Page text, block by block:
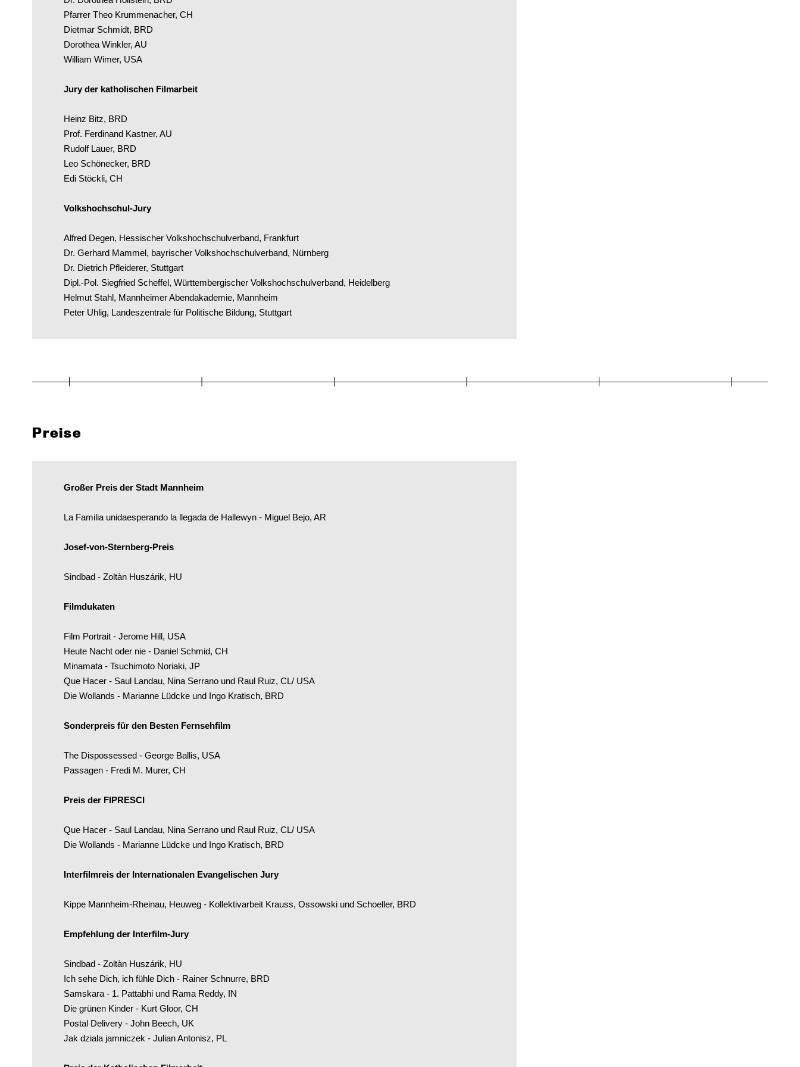
Pfarrer Theo Krummenacher, CH
Dietmar Schmidt, BRD
Dorothea Winkler, AU
William Wimer, USA
Jury der katholischen Filmarbeit
Heinz Bitz, BRD
Prof. Ferdinand Kastner, AU
Rudolf Lauer, BRD
Leo Schönecker, BRD
Edi Stöckli, CH
Volkshochschul-Jury
Alfred Degen, Hessischer Volkshochschulverband, Frankfurt
Dr. Gerhard Mammel, bayrischer Volkshochschulverband, Nürnberg
Dr. Dietrich Pfleiderer, Stuttgart
Dipl.-Pol. Siegfried Scheffel, Württembergischer Volkshochschulverband, Heidelberg
Helmut Stahl, Mannheimer Abendakademie, Mannheim
Peter Uhlig, Landeszentrale für Politische Bildung, Stuttgart
Preise
Großer Preis der Stadt Mannheim
La Familia unidaesperando la llegada de Hallewyn - Miguel Bejo, AR
Josef-von-Sternberg-Preis
Sindbad - Zoltàn Huszárik, HU
Filmdukaten
Film Portrait - Jerome Hill, USA
Heute Nacht oder nie - Daniel Schmid, CH
Minamata - Tsuchimoto Noriaki, JP
Que Hacer - Saul Landau, Nina Serrano und Raul Ruiz, CL/ USA
Die Wollands - Marianne Lüdcke und Ingo Kratisch, BRD
Sonderpreis für den Besten Fernsehfilm
The Dispossessed - George Ballis, USA
Passagen - Fredi M. Murer, CH
Preis der FIPRESCI
Que Hacer - Saul Landau, Nina Serrano und Raul Ruiz, CL/ USA
Die Wollands - Marianne Lüdcke und Ingo Kratisch, BRD
Interfilmreis der Internationalen Evangelischen Jury
Kippe Mannheim-Rheinau, Heuweg - Kollektivarbeit Krauss, Ossowski und Schoeller, BRD
Empfehlung der Interfilm-Jury
Sindbad - Zoltàn Huszárik, HU
Ich sehe Dich, ich fühle Dich - Rainer Schnurre, BRD
Samskara - 1. Pattabhi und Rama Reddy, IN
Die grünen Kinder - Kurt Gloor, CH
Postal Delivery - John Beech, UK
Jak dziala jamniczek - Julian Antonisz, PL